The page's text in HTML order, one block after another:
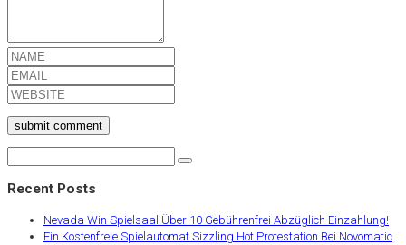
submit comment
Recent Posts
Nevada Win Spielsaal Über 10 Gebührenfrei Abzüglich Einzahlung!
Ein Kostenfreie Spielautomat Sizzling Hot Protestation Bei Novomatic